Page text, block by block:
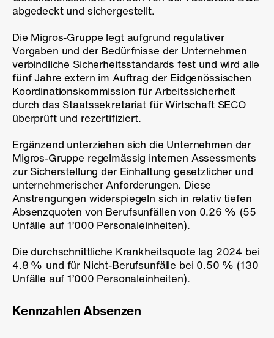
abgedeckt und sichergestellt.
Die Migros-Gruppe legt aufgrund regulativer
Vorgaben und der Bedürfnisse der Unternehmen
verbindliche Sicherheitsstandards fest und wird alle
fünf Jahre extern im Auftrag der Eidgenössischen
Koordinations­kommission für Arbeitssicherheit
durch das Staatssekretariat für Wirtschaft SECO
überprüft und rezertifiziert.
Ergänzend unterziehen sich die Unternehmen der
Migros-Gruppe regelmässig internen Assessments
zur Sicherstellung der Einhaltung gesetzlicher und
unternehmerischer Anforderungen. Diese
Anstrengungen widerspiegeln sich in relativ tiefen
Absenzquoten von Berufsunfällen von 0.26 % (55
Unfälle auf 1’000 Personaleinheiten).
Die durchschnittliche Krankheitsquote lag 2024 bei
4.8 % und für Nicht-Berufsunfälle bei 0.50 % (130
Unfälle auf 1’000 Personaleinheiten).
Kennzahlen Absenzen